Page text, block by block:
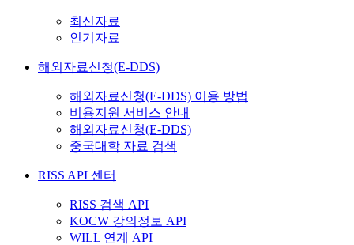
최신자료
인기자료
해외자료신청(E-DDS)
해외자료신청(E-DDS) 이용 방법
비용지원 서비스 안내
해외자료신청(E-DDS)
중국대학 자료 검색
RISS API 센터
RISS 검색 API
KOCW 강의정보 API
WILL 연계 API